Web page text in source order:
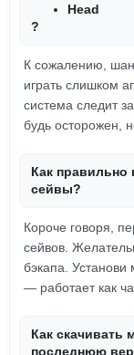
Head
?
К сожалению,
играть слишком
система следит
будь осторожен,
Как правильно
сейвы?
Короче говоря,
сейвов.
бэкапа.
— работает как
Как скачивать
последнюю